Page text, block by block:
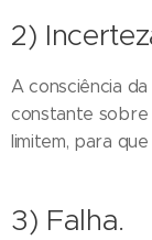
2)
A consciência
constante sobre
limitem, para
3) Falha.